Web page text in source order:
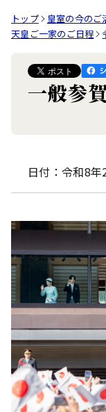
トップ 皇室の今のご
天皇ご一家のご日程
一般参
日付：令和8年